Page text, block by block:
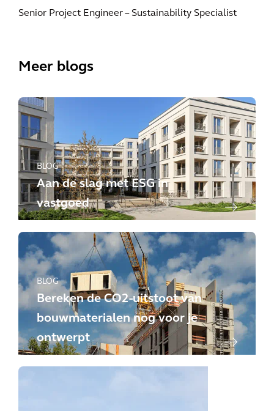
Senior Project Engineer – Sustainability Specialist
Meer blogs
BLOG
Aan de slag met ESG in
vastgoed
BLOG
Bereken de CO2-uitstoot van
bouwmaterialen nog voor je
ontwerpt